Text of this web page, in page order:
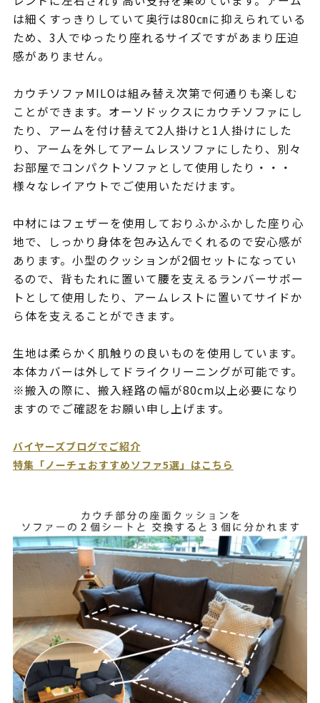
は細くすっきりしていて奥行は80㎝に抑えられている
ため、3人でゆったり座れるサイズですがあまり圧迫
感がありません。
カウチソファMILOは組み替え次第で何通りも楽しむ
ことができます。オーソドックスにカウチソファにし
たり、アームを付け替えて2人掛けと1人掛けにした
り、アームを外してアームレスソファにしたり、別々
お部屋でコンパクトソファとして使用したり・・・
様々なレイアウトでご使用いただけます。
中材にはフェザーを使用しておりふかふかした座り心
地で、しっかり身体を包み込んでくれるので安心感が
あります。小型のクッションが2個セットになってい
るので、背もたれに置いて腰を支えるランバーサポー
トとして使用したり、アームレストに置いてサイドか
ら体を支えることができます。
生地は柔らかく肌触りの良いものを使用しています。
本体カバーは外してドライクリーニングが可能です。
※搬入の際に、搬入経路の幅が80cm以上必要になり
ますのでご確認をお願い申し上げます。
バイヤーズブログでご紹介
特集「ノーチェおすすめソファ5選」はこちら